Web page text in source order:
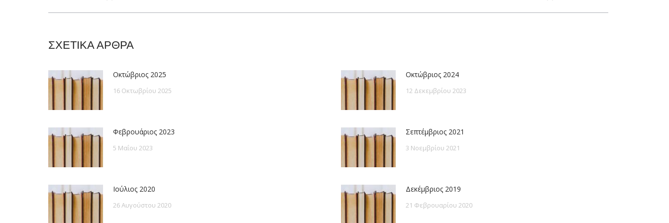
ΣΧΕΤΙΚΑ ΑΡΘΡΑ
Οκτώβριος 2025
16 Οκτωβρίου 2025
Οκτώβριος 2024
12 Δεκεμβρίου 2023
Φεβρουάριος 2023
5 Μαΐου 2023
Σεπτέμβριος 2021
3 Νοεμβρίου 2021
Ιούλιος 2020
26 Αυγούστου 2020
Δεκέμβριος 2019
21 Φεβρουαρίου 2020